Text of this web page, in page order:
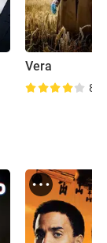
Vera
8.2